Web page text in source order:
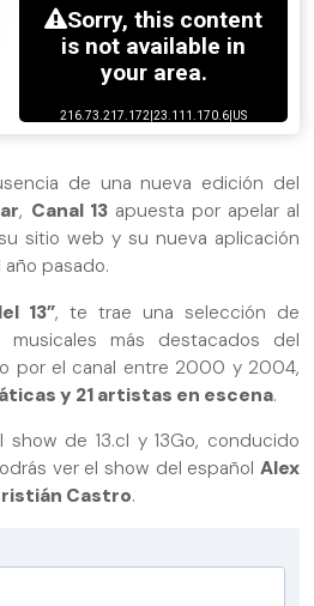
de una nueva edición del
, Canal 13apuesta por apelar al
sitio web y su nueva aplicación
año pasado.
13”, te trae una selección de
más destacados del
por el canal entre 2000 y 2004,
y 21 artistas en escena.
de 13.cl y 13Go, conducido
ver el show del españolAlex
Castro.